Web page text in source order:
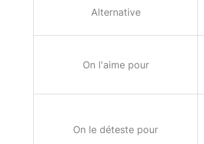
Alternative
On l'aime pour
On le déteste pour